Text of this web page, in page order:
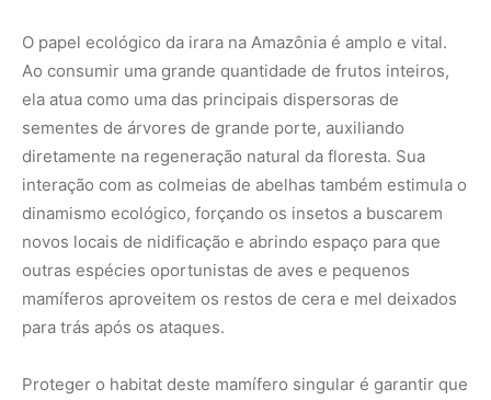
O papel ecológico da irara na Amazônia é amplo e vital.
Ao consumir uma grande quantidade de frutos inteiros,
ela atua como uma das principais dispersoras de
sementes de árvores de grande porte, auxiliando
diretamente na regeneração natural da floresta. Sua
interação com as colmeias de abelhas também estimula o
dinamismo ecológico, forçando os insetos a buscarem
novos locais de nidificação e abrindo espaço para que
outras espécies oportunistas de aves e pequenos
mamíferos aproveitem os restos de cera e mel deixados
para trás após os ataques.
Proteger o habitat deste mamífero singular é garantir que